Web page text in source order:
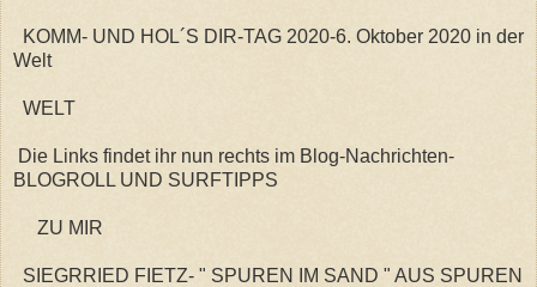
KOMM- UND HOL´S DIR-TAG 2020-6. Oktober 2020 in der
Welt
WELT
Die Links findet ihr nun rechts im Blog-Nachrichten-
BLOGROLL UND SURFTIPPS
ZU MIR
SIEGRRIED FIETZ- " SPUREN IM SAND " AUS SPUREN